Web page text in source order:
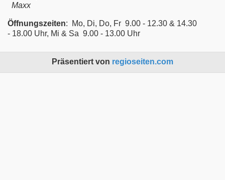
Maxx
Öffnungszeiten: Mo, Di, Do, Fr 9.00 - 12.30 & 14.30
- 18.00 Uhr, Mi & Sa 9.00 - 13.00 Uhr
Präsentiert von regioseiten.com